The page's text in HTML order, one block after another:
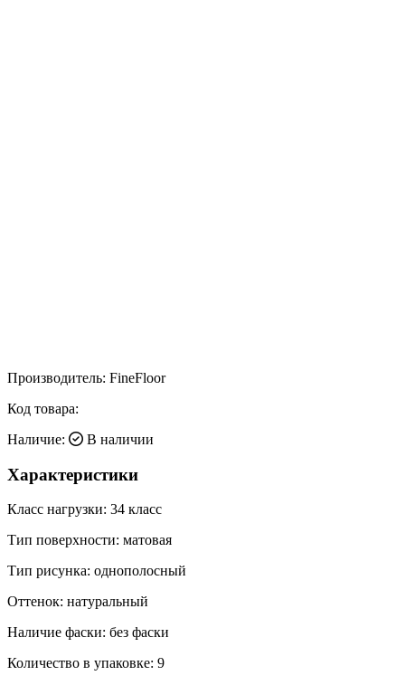
Производитель: FineFloor
Код товара:
Наличие:
В наличии
Характеристики
Класс нагрузки: 34 класс
Тип поверхности: матовая
Тип рисунка: однополосный
Оттенок: натуральный
Наличие фаски: без фаски
Количество в упаковке: 9